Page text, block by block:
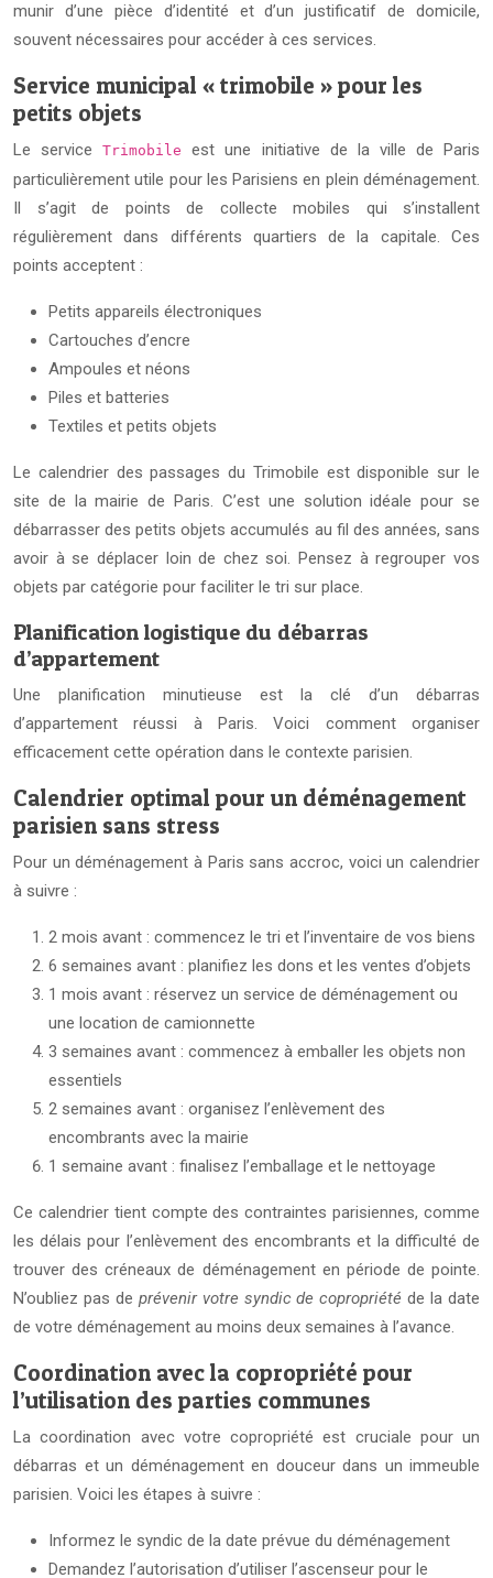
munir d’une pièce d’identité et d’un justificatif de domicile,
souvent nécessaires pour accéder à ces services.
Service municipal « trimobile » pour les
petits objets
Le serviceTrimobile
est une initiative de la ville de Paris
particulièrement utile pour les Parisiens en plein déménagement.
Il s’agit de points de collecte mobiles qui s’installent
régulièrement dans différents quartiers de la capitale. Ces
points acceptent :
Petits appareils électroniques
Cartouches d’encre
Ampoules et néons
Piles et batteries
Textiles et petits objets
Le calendrier des passages du Trimobile est disponible sur le
site de la mairie de Paris. C’est une solution idéale pour se
débarrasser des petits objets accumulés au fil des années, sans
avoir à se déplacer loin de chez soi. Pensez à regrouper vos
objets par catégorie pour faciliter le tri sur place.
Planification logistique du débarras
d’appartement
Une planification minutieuse est la clé d’un débarras
d’appartement réussi à Paris. Voici comment organiser
efficacement cette opération dans le contexte parisien.
Calendrier optimal pour un déménagement
parisien sans stress
Pour un déménagement à Paris sans accroc, voici un calendrier
à suivre :
2 mois avant : commencez le tri et l’inventaire de vos biens
6 semaines avant : planifiez les dons et les ventes d’objets
1 mois avant : réservez un service de déménagement ou
une location de camionnette
3 semaines avant : commencez à emballer les objets non
essentiels
2 semaines avant : organisez l’enlèvement des
encombrants avec la mairie
1 semaine avant : finalisez l’emballage et le nettoyage
Ce calendrier tient compte des contraintes parisiennes, comme
les délais pour l’enlèvement des encombrants et la difficulté de
trouver des créneaux de déménagement en période de pointe.
N’oubliez pas de prévenir votre syndic de copropriété de la date
de votre déménagement au moins deux semaines à l’avance.
Coordination avec la copropriété pour
l’utilisation des parties communes
La coordination avec votre copropriété est cruciale pour un
débarras et un déménagement en douceur dans un immeuble
parisien. Voici les étapes à suivre :
Informez le syndic de la date prévue du déménagement
Demandez l’autorisation d’utiliser l’ascenseur pour le